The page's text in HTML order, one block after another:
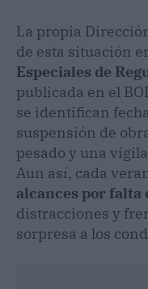
La propia
de esta situación
Especiales de
publicada en el
se identifican
suspensión de
pesado y una
Aun así, cada
alcances por falta
distracciones y
sorpresa a los